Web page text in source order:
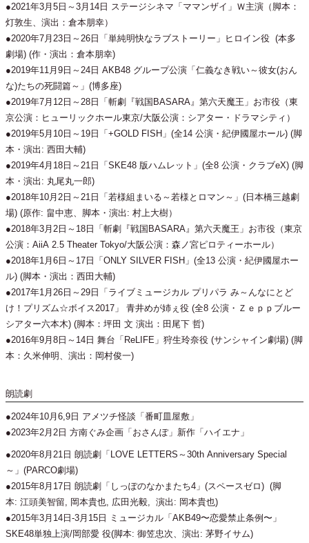
●2021年3月5日～3月14日 ステージシネマ「ママンザイ」Ｗ主演（脚本：
灯敦生、演出：倉本朋幸）
●2020年7月23日～26日「単純明快なラブストーリー」ヒロイン役 (本多
劇場) (作・演出：倉本朋幸)
●2019年11月9日～24日 AKB48 グループ公演「仁義なき戦い～彼女(おん
な)たちの死闘篇～」(博多座)
●2019年7月12日～28日「斬劇『戦国BASARA』第六天魔王」お市役（東
京公演：ヒューリックホール東京/大阪公演：シアター・ドラマシティ）
●2019年5月10日～19日「+GOLD FISH」(全14 公演・紀伊國屋ホール) (脚
本・演出: 西田大輔)
●2019年4月18日～21日「SKE48 版ハムレット」(全8 公演・クラブeX) (脚
本・演出: 丸尾丸一郎)
●2018年10月2日～21日「若様組まいる～若様とロマン～」(日本橋三越劇
場) (原作: 畠中恵、脚本・演出: 村上大樹）
●2018年3月2日～18日「斬劇『戦国BASARA』第六天魔王」お市役（東京
公演：AiiA 2.5 Theater Tokyo/大阪公演：森ノ宮ピロティーホール）
●2018年1月6日～17日「ONLY SILVER FISH」(全13 公演・紀伊國屋ホー
ル) (脚本・演出：西田大輔)
●2017年1月26日～29日「ライブミュージカル プリパラ み～んなにとど
け！プリズム☆ボイス2017」 青井めが姉ぇ役 (全8 公演・Ｚｅｐｐブルー
シアター六本木) (脚本：坪田 文 演出：田尾下 哲)
●2016年9月8日～14日 舞台「ReLIFE」狩生玲奈役 (サンシャイン劇場) (脚
本：久米伸明、演出：岡村俊一)
朗読劇
●2024年10月6,9日 アメツチ怪談「番町皿屋敷」
●2023年2月2日 方南ぐみ企画「おさんぽ」新作「ハイエナ」
●2020年8月21日 朗読劇「LOVE LETTERS～30th Anniversary Special
～」(PARCO劇場)
●2015年8月17日 朗読劇「しっぽのなかまたち4」(スペースゼロ) (脚
本: 江頭美智留, 岡本貴也, 広田光毅, 演出: 岡本貴也)
●2015年3月14日‐3月15日 ミュージカル「AKB49〜恋愛禁止条例〜」
SKE48単独上演/岡部愛 役(脚本: 御笠忠次、演出: 茅野イサム)